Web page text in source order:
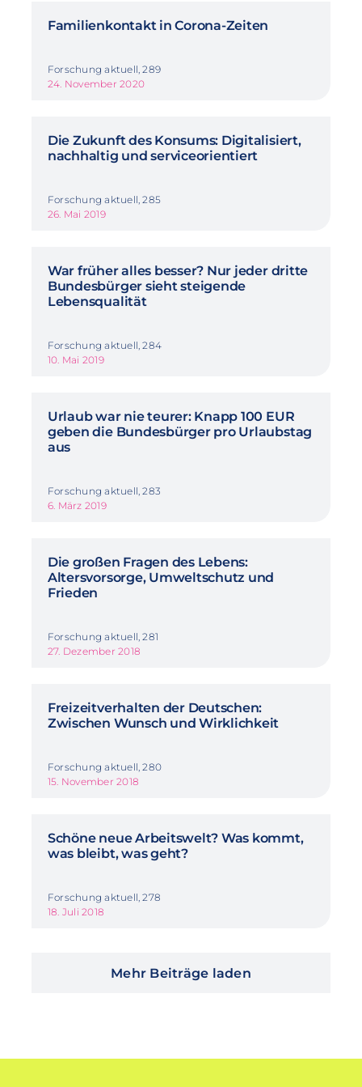
Familienkontakt in Corona-Zeiten
Forschung aktuell, 289
24. November 2020
Die Zukunft des Konsums: Digitalisiert,
nachhaltig und serviceorientiert
Forschung aktuell, 285
26. Mai 2019
War früher alles besser? Nur jeder dritte
Bundesbürger sieht steigende
Lebensqualität
Forschung aktuell, 284
10. Mai 2019
Urlaub war nie teurer: Knapp 100 EUR
geben die Bundesbürger pro Urlaubstag
aus
Forschung aktuell, 283
6. März 2019
Die großen Fragen des Lebens:
Altersvorsorge, Umweltschutz und
Frieden
Forschung aktuell, 281
27. Dezember 2018
Freizeitverhalten der Deutschen:
Zwischen Wunsch und Wirklichkeit
Forschung aktuell, 280
15. November 2018
Schöne neue Arbeitswelt? Was kommt,
was bleibt, was geht?
Forschung aktuell, 278
18. Juli 2018
Mehr Beiträge laden